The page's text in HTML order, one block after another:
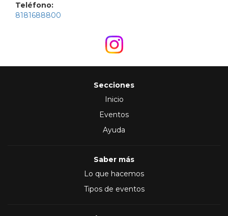
Teléfono:
8181688800
Secciones
Inicio
Eventos
Ayuda
Saber más
Lo que hacemos
Tipos de eventos